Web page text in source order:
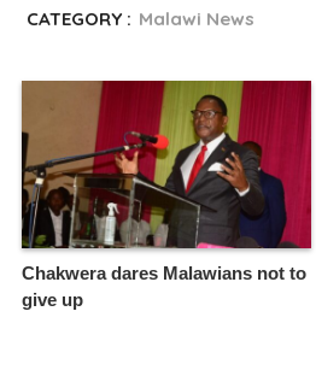
CATEGORY : Malawi News
Chakwera dares Malawians not to
give up